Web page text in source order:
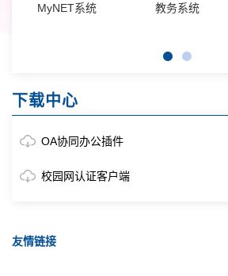
MyNET系统 教务系统
下载中心
OA协同办公插件
校园网认证客户端
友情链接